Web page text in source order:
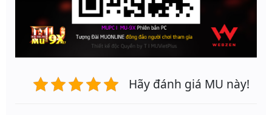
Hãy đánh giá MU này!